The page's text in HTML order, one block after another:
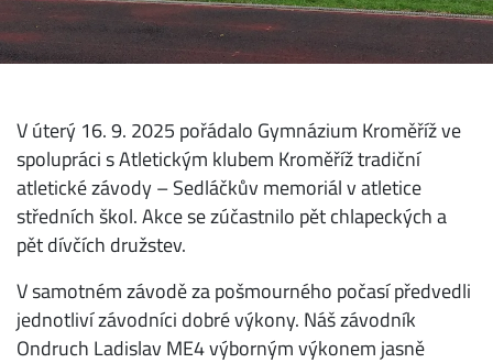
V úterý 16. 9. 2025 pořádalo Gymnázium Kroměříž ve
spolupráci s Atletickým klubem Kroměříž tradiční
atletické závody – Sedláčkův memoriál v atletice
středních škol. Akce se zúčastnilo pět chlapeckých a
pět dívčích družstev.
V samotném závodě za pošmourného počasí předvedli
jednotliví závodníci dobré výkony. Náš závodník
Ondruch Ladislav ME4 výborným výkonem jasně